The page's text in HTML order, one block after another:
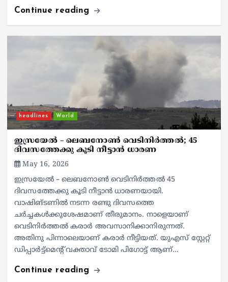
Continue reading
headlines World
ഇസ്രയേല്‍ – ലെബനോണ്‍ വെടിനിര്‍ത്തല്‍; 45
ദിവസത്തേക്കു കൂടി നീട്ടാന്‍ ധാരണ
May 16, 2026
ഇസ്രയേല്‍ – ലെബനോണ്‍ വെടിനിര്‍ത്തല്‍ 45
ദിവസത്തേക്കു കൂടി നീട്ടാന്‍ ധാരണയായി.
വാഷിങ്ടണില്‍ നടന്ന രണ്ടു ദിവസത്തെ
ചര്‍ച്ചകള്‍ക്കുശേഷമാണ് തീരുമാനം. നാളെയാണ്
വെടിനിര്‍ത്തല്‍ കരാര്‍ അവസാനിക്കാനിരുന്നത്.
അതിനു പിന്നാലെയാണ് കരാര്‍ നീട്ടിയത്. യുഎസ് സ്റ്റേറ്റ്
ഡിപ്പാര്‍ട്ട്മെന്റ് വക്താവ് ടോമി പിഗോട്ട് ആണ്…
Continue reading